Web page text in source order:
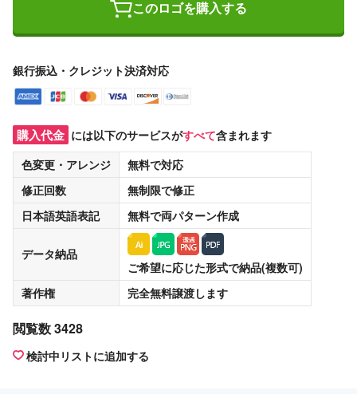
このロゴを購入する
銀行振込・クレジット決済対応
購入代金 には以下のサービスがすべて含まれます
色変更・アレンジ
無料で対応
修正回数
無制限で修正
日本語英語表記
無料で両パターン作成
データ納品
ご希望に応じた形式で納品(複数可)
著作権
完全無料譲渡します
閲覧数 3428
検討中リストに追加する